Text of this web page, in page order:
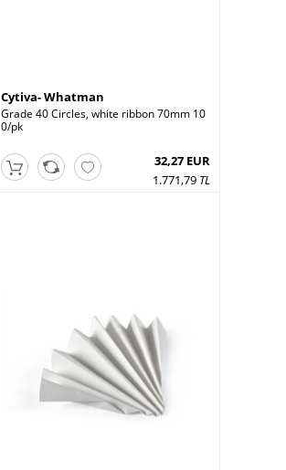
Cytiva- Whatman
Grade 40 Circles, white ribbon 70mm 10
0/pk
32,27 EUR
1.771,79 TL